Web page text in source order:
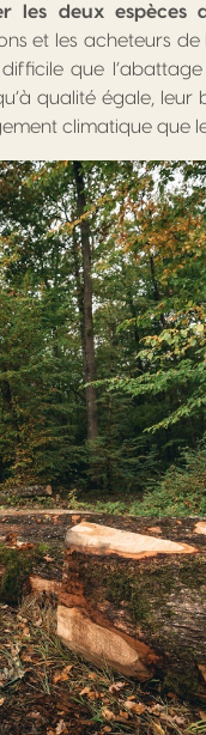
les deux espèces
et les acheteurs
que
qualité égale, leur
climatique que le